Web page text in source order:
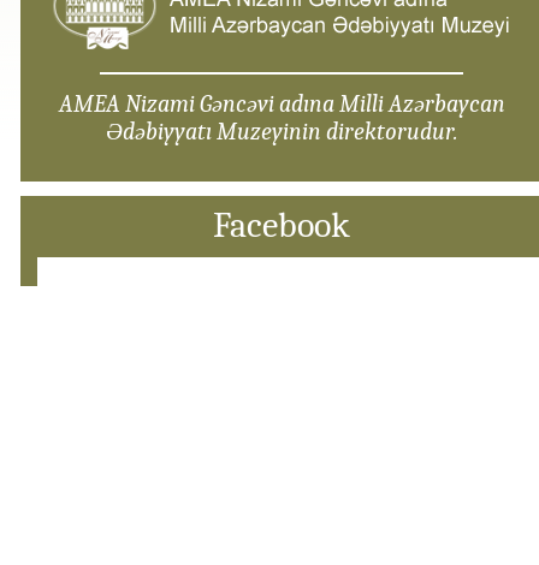
AMEA Nizami Gəncəvi adına Milli Azərbaycan
Ədəbiyyatı Muzeyinin direktorudur.
Facebook